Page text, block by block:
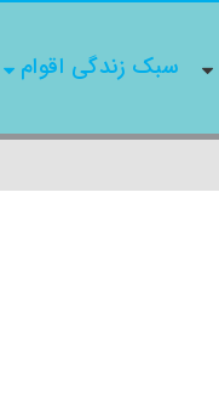
سبک زندگی اقوام